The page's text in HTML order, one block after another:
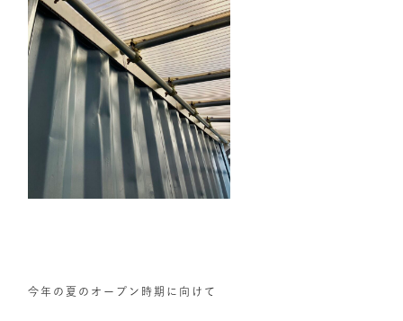
今年の夏のオープン時期に向けて